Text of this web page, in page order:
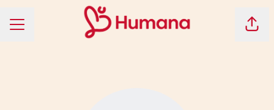
KARRIÄRMENY Dela